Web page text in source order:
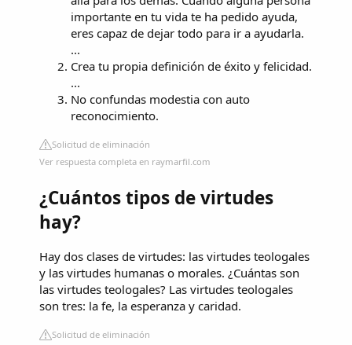
importante en tu vida te ha pedido ayuda,
eres capaz de dejar todo para ir a ayudarla.
...
Crea tu propia definición de éxito y felicidad.
...
No confundas modestia con auto
reconocimiento.
Solicitud de eliminación
Ver respuesta completa en raymarfil.com
¿Cuántos tipos de virtudes
hay?
Hay dos clases de virtudes: las virtudes teologales
y las virtudes humanas o morales. ¿Cuántas son
las virtudes teologales? Las virtudes teologales
son tres: la fe, la esperanza y caridad.
Solicitud de eliminación